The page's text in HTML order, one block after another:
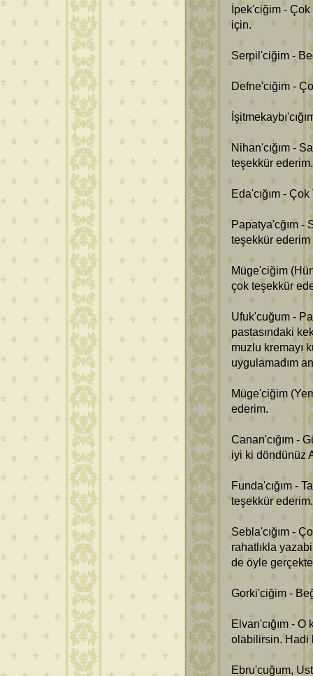
İpek'ciğim -
için.
Serpil'ciğim -
Defne'ciğim -
Nihan'cığım -
teşekkür ederim.
Eda'cığım -
Papatya'cğım -
teşekkür
Müge'ciğim
çok teşekkür
Ufuk'cuğum -
pastasındaki
muzlu kremayı
uygulamadım
Müge'ciğim
ederim.
Canan'cığım -
iyi ki döndünüz
Funda'cığım -
teşekkür
Sebla'cığım -
rahatlıkla
de öyle
Gorki'ciğim -
Elvan'cığım -
olabilirsin. Hadi
Ebru'cuğum,